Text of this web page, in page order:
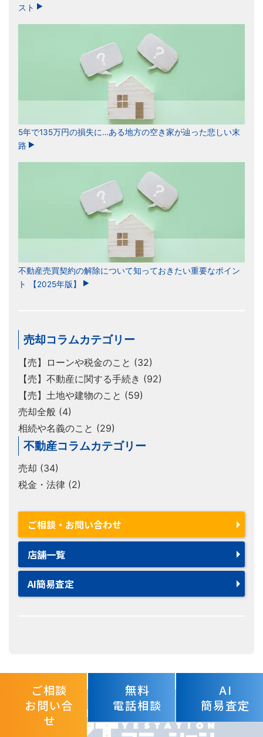
スト
5年で135万円の損失に…ある地方の空き家が辿った悲しい末
路
不動産売買契約の解除について知っておきたい重要なポイン
ト 【2025年版】
売却コラムカテゴリー
【売】ローンや税金のこと (32)
【売】不動産に関する手続き (92)
【売】土地や建物のこと (59)
売却全般 (4)
相続や名義のこと (29)
不動産コラムカテゴリー
売却 (34)
税金・法律 (2)
ご相談・お問い合わせ
店舗一覧
AI簡易査定
ご相談
お問い合
せ
無料
電話相談
AI
簡易査定